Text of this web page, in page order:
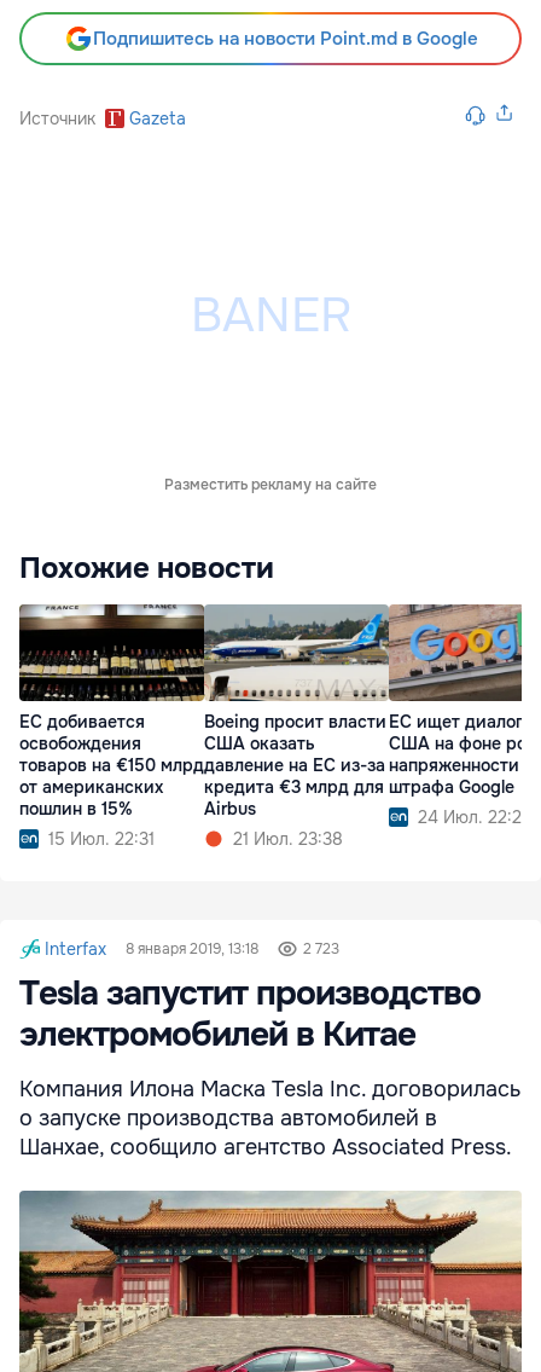
Подпишитесь на новости Point.md в Google
Источник Gazeta
Разместить рекламу на сайте
Похожие новости
ЕС добивается
освобождения
товаров на €150 млрд
от американских
пошлин в 15%
15 Июл. 22:31
Boeing просит власти
США оказать
давление на EC из-за
кредита €3 млрд для
Airbus
21 Июл. 23:38
ЕС ищет диалог с
США на фоне
напряженности
штрафа Google
24 Июл. 22:25
Interfax 8 января 2019, 13:18 2 723
Tesla запустит производство
электромобилей в Китае
Компания Илона Маска Tesla Inc. договорилась
о запуске производства автомобилей в
Шанхае, сообщило агентство Associated Press.